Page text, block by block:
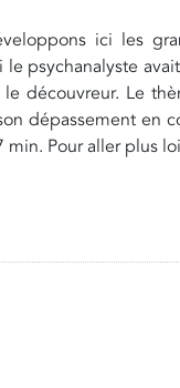
ici les
le psychanalyste
le découvreur. Le
dépassement en
min. Pour aller plus